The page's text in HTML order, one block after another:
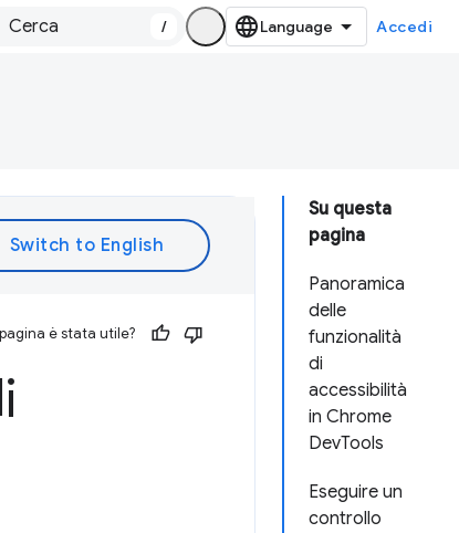
/ Accedi
Su questa
pagina
Panoramica
delle
funzionalità
di
accessibilità
in Chrome
DevTools
Eseguire un
controllo
è stata utile?